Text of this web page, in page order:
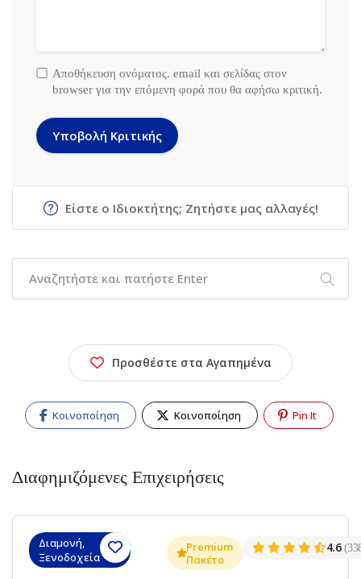
Αποθήκευση ονόματος. email και σελίδας στον
browser για την επόμενη φορά που θα αφήσω κριτική.
Είστε ο Ιδιοκτήτης; Ζητήστε μας αλλαγές!
Προσθέστε στα Αγαπημένα
Κοινοποίηση Κοινοποίηση Pin It
Διαφημιζόμενες Επιχειρήσεις
Διαμονή,
Ξενοδοχεία
Premium
Πακέτο
4.6